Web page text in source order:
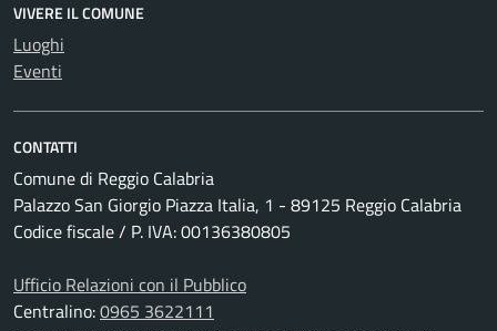
VIVERE IL COMUNE
Luoghi
Eventi
CONTATTI
Comune di Reggio Calabria
Palazzo San Giorgio Piazza Italia, 1 - 89125 Reggio Calabria
Codice fiscale / P. IVA: 00136380805
Ufficio Relazioni con il Pubblico
Centralino:0965 3622111